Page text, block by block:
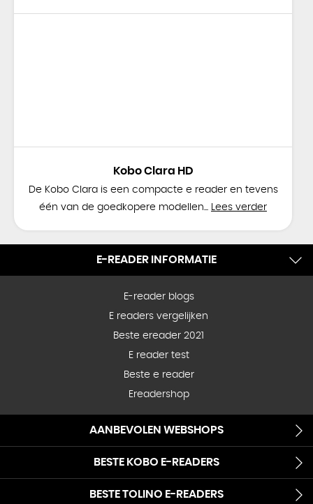
Kobo Clara HD
De Kobo Clara is een compacte e reader en tevens
één van de goedkopere modellen...
Lees verder
E-READER INFORMATIE
E-reader blogs
E readers vergelijken
Beste ereader 2021
E reader test
Beste e reader
Ereadershop
AANBEVOLEN WEBSHOPS
BESTE KOBO E-READERS
BESTE TOLINO E-READERS